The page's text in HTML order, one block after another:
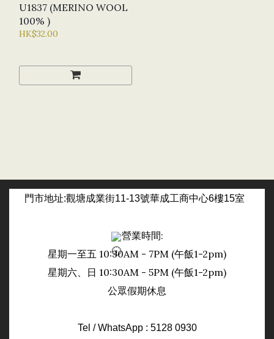
U1837 (MERINO WOOL
100% )
HK$32.00
門市地址:觀塘成業街11-13號華成工商中心6樓15室
營業時間:
星期一至五 10:30AM - 7PM (午飯1-2pm)
星期六、 日 10:30AM - 5PM (午飯1-2pm)
公眾假期休息
Tel / WhatsApp : 5128 0930